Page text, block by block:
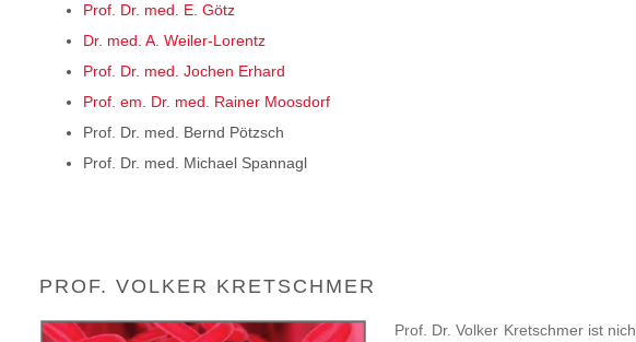
Prof. Dr. med. E. Götz
Dr. med. A. Weiler-Lorentz
Prof. Dr. med. Jochen Erhard
Prof. em. Dr. med. Rainer Moosdorf
Prof. Dr. med. Bernd Pötzsch
Prof. Dr. med. Michael Spannagl
PROF. VOLKER KRETSCHMER
Prof. Dr. Volker Kretschmer ist